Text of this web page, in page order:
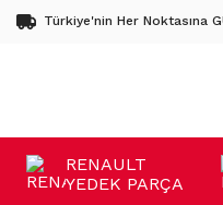
Türkiye'nin Her Noktasına
RENAULT
YEDEK PARÇA